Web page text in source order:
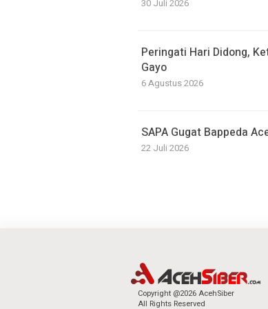
30 Juli 2026
Peringati Hari Didong,
Gayo
6 Agustus 2026
SAPA Gugat Bappeda
22 Juli 2026
Copyright @2026 AcehSiber
All Rights Reserved